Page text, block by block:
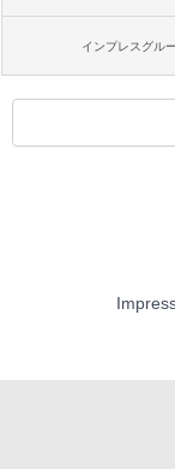
インプレスグル